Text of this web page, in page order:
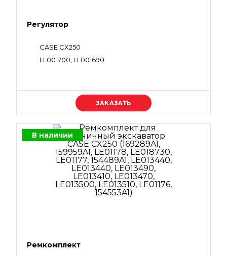
Регулятор
CASE CX250
LL001700, LL001690
Уточняйте цену
В наличии
Ремкомплект